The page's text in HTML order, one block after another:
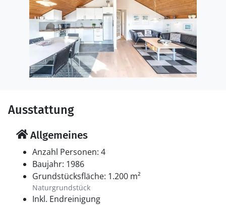
Ausstattung
Allgemeines
Anzahl Personen: 4
Baujahr: 1986
Grundstücksfläche: 1.200 m²
Naturgrundstück
Inkl. Endreinigung